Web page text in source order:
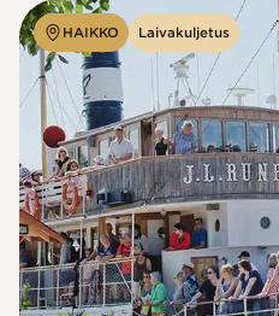
HAIKKO Laivakuljetus